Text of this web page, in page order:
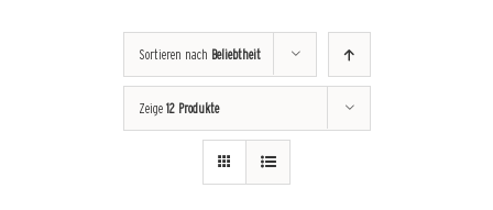
Sortieren nach Beliebtheit
Zeige 12 Produkte